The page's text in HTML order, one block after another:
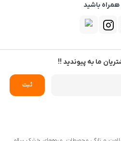
همراه باشید
ما به پیوندید !!